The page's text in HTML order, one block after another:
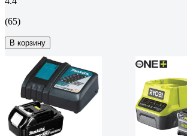
(65)
В корзину